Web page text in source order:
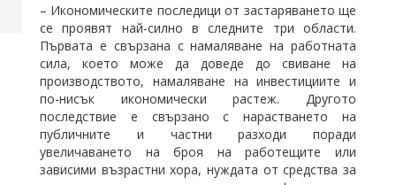
– Икономическите последици от застаряването ще
се проявят най-силно в следните три области.
Първата е свързана с намаляване на работната
сила, което може да доведе до свиване на
производството, намаляване на инвестициите и
по-нисък икономически растеж. Другото
последствие е свързано с нарастването на
публичните и частни разходи поради
увеличаването нa броя нa работещите или
зависими възрастни хора, нуждата от средства за